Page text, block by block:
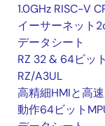
1.0GHz RISC-V
イーサーネット
データシート
RZ 32 & 64ビッ
RZ/A3UL
高精細HMIと高
動作64ビット